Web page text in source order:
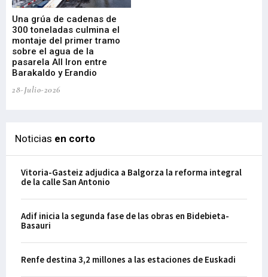
Una grúa de cadenas de
300 toneladas culmina el
montaje del primer tramo
sobre el agua de la
pasarela All Iron entre
Barakaldo y Erandio
28-Julio-2026
Noticias en corto
Vitoria-Gasteiz adjudica a Balgorza la reforma integral
de la calle San Antonio
Adif inicia la segunda fase de las obras en Bidebieta-
Basauri
Renfe destina 3,2 millones a las estaciones de Euskadi